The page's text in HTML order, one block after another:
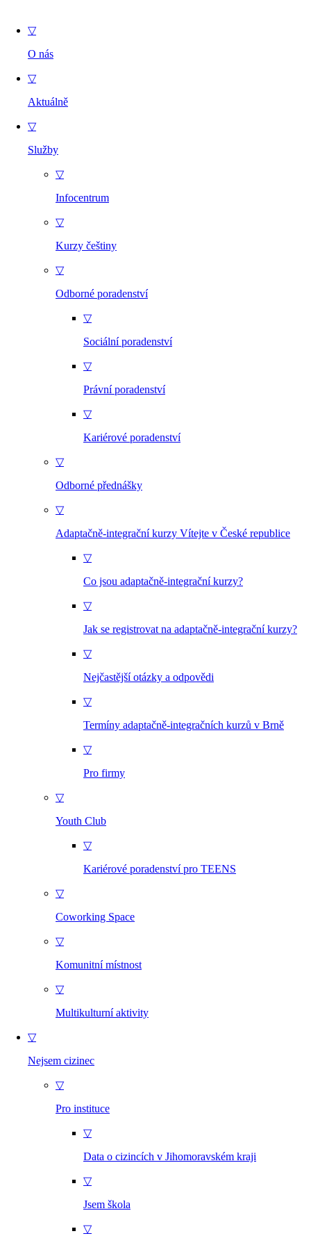
▽
O nás
▽
Aktuálně
▽
Služby
▽
Infocentrum
▽
Kurzy češtiny
▽
Odborné poradenství
▽
Sociální poradenství
▽
Právní poradenství
▽
Kariérové poradenství
▽
Odborné přednášky
▽
Adaptačně-integrační kurzy Vítejte v České republice
▽
Co jsou adaptačně-integrační kurzy?
▽
Jak se registrovat na adaptačně-integrační kurzy?
▽
Nejčastější otázky a odpovědi
▽
Termíny adaptačně-integračních kurzů v Brně
▽
Pro firmy
▽
Youth Club
▽
Kariérové poradenství pro TEENS
▽
Coworking Space
▽
Komunitní místnost
▽
Multikulturní aktivity
▽
Nejsem cizinec
▽
Pro instituce
▽
Data o cizincích v Jihomoravském kraji
▽
Jsem škola
▽